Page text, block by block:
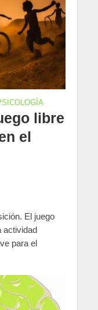
libre
el
El juego
actividad
para el